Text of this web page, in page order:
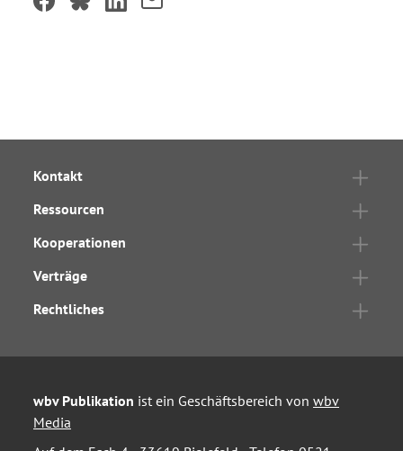
Kontakt
Ressourcen
Kooperationen
Verträge
Rechtliches
wbv Publikation ist ein Geschäftsbereich von wbv
Media